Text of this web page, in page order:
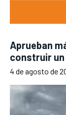
Aprueban
construir un
4 de agosto de